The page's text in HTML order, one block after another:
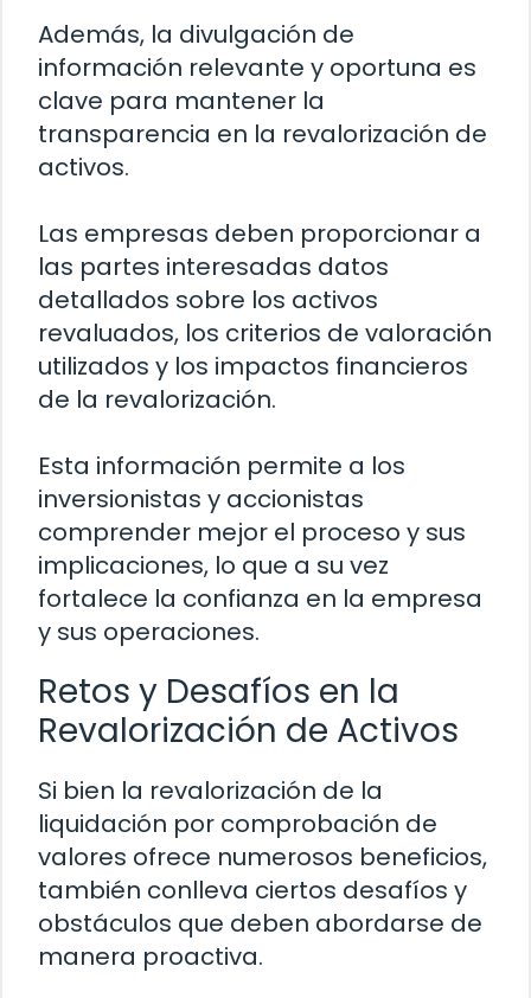
Además, la divulgación de
información relevante y oportuna es
clave para mantener la
transparencia en la revalorización de
activos.
Las empresas deben proporcionar a
las partes interesadas datos
detallados sobre los activos
revaluados, los criterios de valoración
utilizados y los impactos financieros
de la revalorización.
Esta información permite a los
inversionistas y accionistas
comprender mejor el proceso y sus
implicaciones, lo que a su vez
fortalece la confianza en la empresa
y sus operaciones.
Retos y Desafíos en la
Revalorización de Activos
Si bien la revalorización de la
liquidación por comprobación de
valores ofrece numerosos beneficios,
también conlleva ciertos desafíos y
obstáculos que deben abordarse de
manera proactiva.